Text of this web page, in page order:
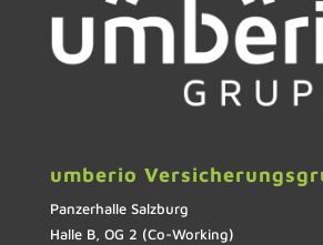
umberio
Panzerhalle Salzburg
Halle B, OG 2 (Co-Working)